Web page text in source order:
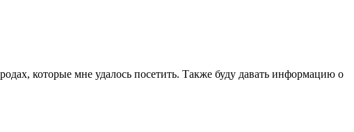
которые мне удалось посетить. Также буду давать информацию о